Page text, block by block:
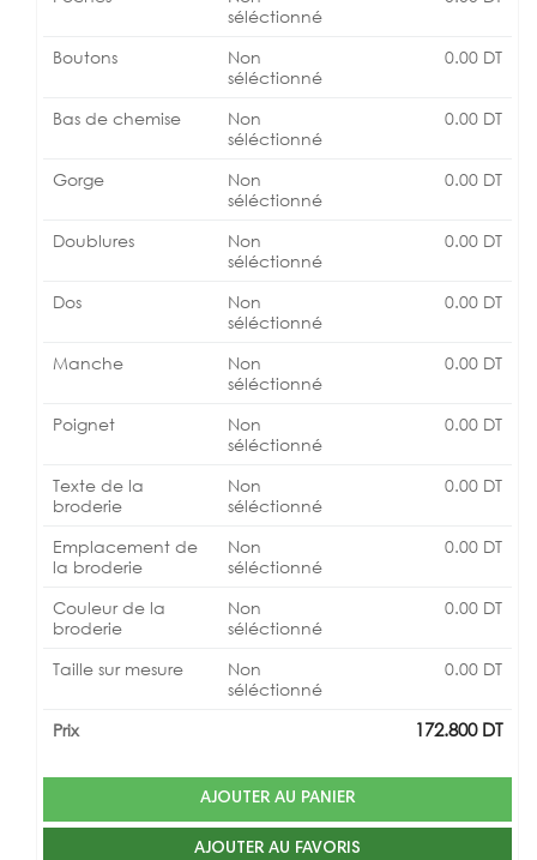
séléctionné
Boutons
Non
séléctionné
0.00 DT
Bas de chemise
Non
séléctionné
0.00 DT
Gorge
Non
séléctionné
0.00 DT
Doublures
Non
séléctionné
0.00 DT
Dos
Non
séléctionné
0.00 DT
Manche
Non
séléctionné
0.00 DT
Poignet
Non
séléctionné
0.00 DT
Texte de la
broderie
Non
séléctionné
0.00 DT
Emplacement de
la broderie
Non
séléctionné
0.00 DT
Couleur de la
broderie
Non
séléctionné
0.00 DT
Taille sur mesure
Non
séléctionné
0.00 DT
Prix 172.800DT
AJOUTER AU PANIER
AJOUTER AU FAVORIS